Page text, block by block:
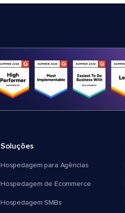
Soluções
Hospedagem para Agências
Hospedagem de Ecommerce
Hospedagem SMBs